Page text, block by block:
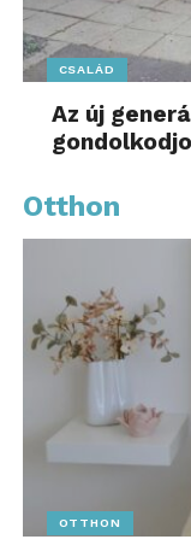
CSALÁD
Az új
Otthon
OTTHON